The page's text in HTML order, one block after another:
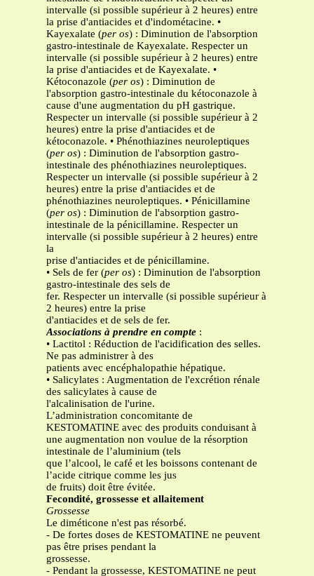
intervalle (si possible supérieur à 2 heures) entre
la prise d'antiacides et d'indométacine. •
Kayexalate (per os) : Diminution de l'absorption
gastro-intestinale de Kayexalate. Respecter un
intervalle (si possible supérieur à 2 heures) entre
la prise d'antiacides et de Kayexalate. •
Kétoconazole (per os) : Diminution de
l'absorption gastro-intestinale du kétoconazole à
cause d'une augmentation du pH gastrique.
Respecter un intervalle (si possible supérieur à 2
heures) entre la prise d'antiacides et de
kétoconazole. • Phénothiazines neuroleptiques
(per os) : Diminution de l'absorption gastro-
intestinale des phénothiazines neuroleptiques.
Respecter un intervalle (si possible supérieur à 2
heures) entre la prise d'antiacides et de
phénothiazines neuroleptiques. • Pénicillamine
(per os) : Diminution de l'absorption gastro-
intestinale de la pénicillamine. Respecter un
intervalle (si possible supérieur à 2 heures) entre
la
prise d'antiacides et de pénicillamine.
• Sels de fer (per os) : Diminution de l'absorption
gastro-intestinale des sels de
fer. Respecter un intervalle (si possible supérieur à
2 heures) entre la prise
d'antiacides et de sels de fer.
Associations à prendre en compte :
• Lactitol : Réduction de l'acidification des selles.
Ne pas administrer à des
patients avec encéphalopathie hépatique.
• Salicylates : Augmentation de l'excrétion rénale
des salicylates à cause de
l'alcalinisation de l'urine.
L’administration concomitante de
KESTOMATINE avec des produits conduisant à
une augmentation non voulue de la résorption
intestinale de l’aluminium (tels
que l’alcool, le café et les boissons contenant de
l’acide citrique comme les jus
de fruits) doit être évitée.
Fecondité, grossesse et allaitement
Grossesse
Le diméticone n'est pas résorbé.
- De fortes doses de KESTOMATINE ne peuvent
pas être prises pendant la
grossesse.
- Pendant la grossesse, KESTOMATINE ne peut